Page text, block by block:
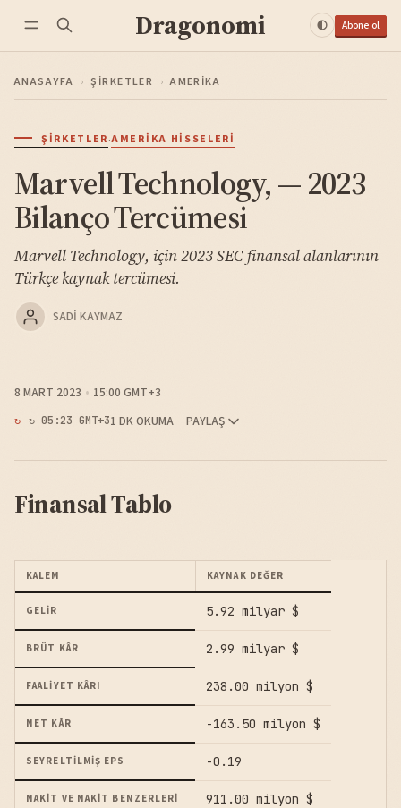
Dragonomi Abone ol
ANASAYFA › ŞIRKETLER › AMERIKA
ŞIRKETLER·AMERIKA HISSELERI
Marvell Technology, — 2023
Bilanço Tercümesi
Marvell Technology, için 2023 SEC finansal alanlarının
Türkçe kaynak tercümesi.
SADI KAYMAZ
8 MART 2023 15:00 GMT+3
↻ 05:23 GMT+31 DK OKUMA PAYLAŞ
Finansal Tablo
KALEM KAYNAK DEĞER
GELIR 5.92 milyar $
BRÜT KÂR 2.99 milyar $
FAALIYET KÂRI 238.00 milyon $
NET KÂR -163.50 milyon $
SEYRELTILMIŞ EPS -0.19
NAKIT VE NAKIT BENZERLERI 911.00 milyon $